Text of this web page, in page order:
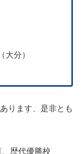
分）
ります、是非とも
歴代優勝校